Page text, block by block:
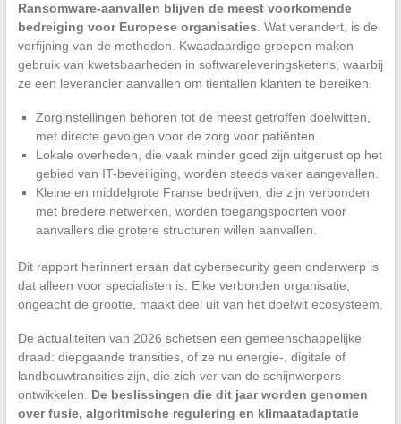
Ransomware-aanvallen blijven de meest voorkomende
bedreiging voor Europese organisaties. Wat verandert, is de
verfijning van de methoden. Kwaadaardige groepen maken
gebruik van kwetsbaarheden in softwareleveringsketens, waarbij
ze een leverancier aanvallen om tientallen klanten te bereiken.
Zorginstellingen behoren tot de meest getroffen doelwitten,
met directe gevolgen voor de zorg voor patiënten.
Lokale overheden, die vaak minder goed zijn uitgerust op het
gebied van IT-beveiliging, worden steeds vaker aangevallen.
Kleine en middelgrote Franse bedrijven, die zijn verbonden
met bredere netwerken, worden toegangspoorten voor
aanvallers die grotere structuren willen aanvallen.
Dit rapport herinnert eraan dat cybersecurity geen onderwerp is
dat alleen voor specialisten is. Elke verbonden organisatie,
ongeacht de grootte, maakt deel uit van het doelwit ecosysteem.
De actualiteiten van 2026 schetsen een gemeenschappelijke
draad: diepgaande transities, of ze nu energie-, digitale of
landbouwtransities zijn, die zich ver van de schijnwerpers
ontwikkelen. De beslissingen die dit jaar worden genomen
over fusie, algoritmische regulering en klimaatadaptatie